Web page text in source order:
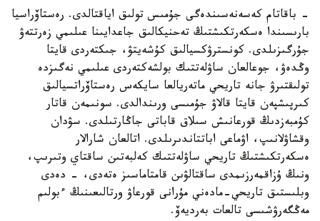
- باقاتام كەسەنەسىندەگى جۇمىس تولىق اياقتالدى. رەستاۆراسيا
بارىسىندا ەسكەرتكىشتىڭ تەحنيكالىق جاعدايىنا عىلىمي زەرتتەۋ
جۇرگىزىلدى. كونسترۋكسيالىق كۇشەيتۋ، جىكتەردى قايتا
وڭدەۋ، جوعالعان ساۋلەتتىك بولشەكتەردى عىلىمي نەگىزدە
تولىقتىرۋ جانە تاريحي ماتەريالعا سايكەس رەستاۆراتسيالىق
كىرپىشپەن قايتا قالاۋ جۇمىسى ورىندالدى. سونىمەن قاتار
كۇمبەزدىڭ قورعانىش سىلاق قاباتى جاڭارتىلدى. سۋدان
وقشاۋلانىپ، اۋماعى اباتتاندىرىلدى. اتالعان شارالار
ەسكەرتكىشتىڭ تاريحي ساۋلەتتىك كەلبەتىن ساقتاي وتىرىپ،
ونىڭ ۇزاقمەرزىمدى ساقتالۋىن قامتاماسىز ەتەدى، - دەدى
وبلىستىق تاريحي-مادەني مۇرانى قورعاۋ ورتالىعىنىڭ ءبولىم
مەڭگەرۋشىسى تالعات بەرديەۆ.